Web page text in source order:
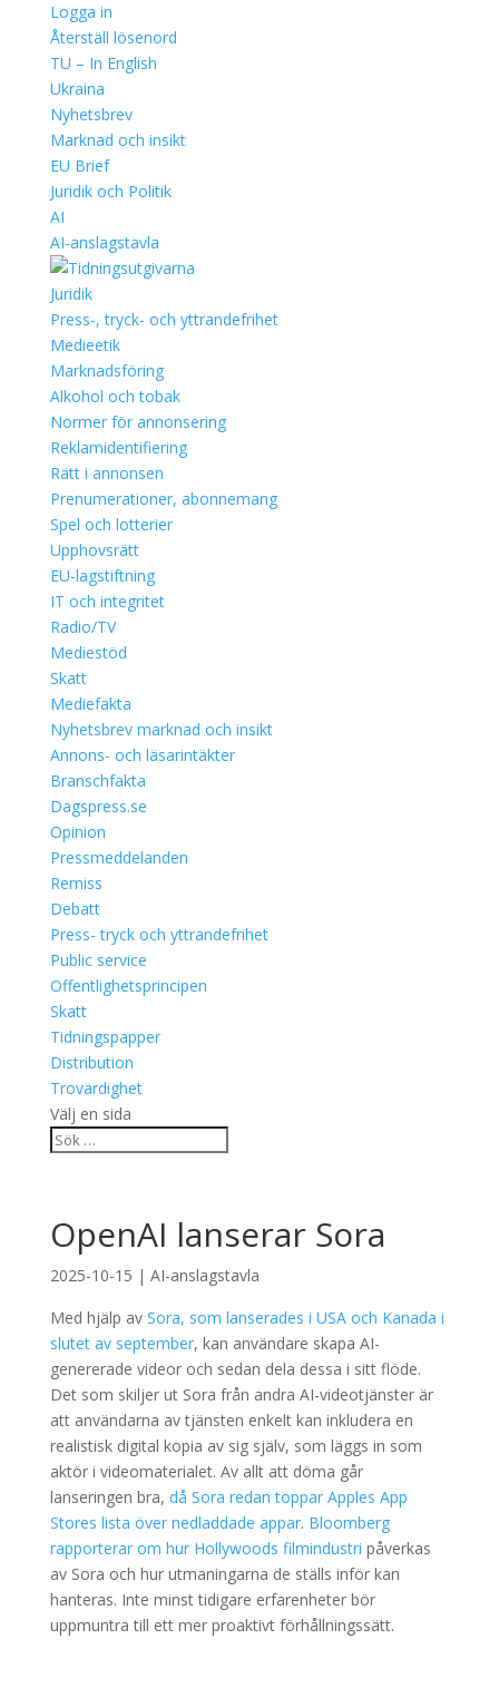
Logga in
Återställ lösenord
TU – In English
Ukraina
Nyhetsbrev
Marknad och insikt
EU Brief
Juridik och Politik
AI
AI-anslagstavla
Juridik
Press-, tryck- och yttrandefrihet
Medieetik
Marknadsföring
Alkohol och tobak
Normer för annonsering
Reklamidentifiering
Rätt i annonsen
Prenumerationer, abonnemang
Spel och lotterier
Upphovsrätt
EU-lagstiftning
IT och integritet
Radio/TV
Mediestöd
Skatt
Mediefakta
Nyhetsbrev marknad och insikt
Annons- och läsarintäkter
Branschfakta
Dagspress.se
Opinion
Pressmeddelanden
Remiss
Debatt
Press- tryck och yttrandefrihet
Public service
Offentlighetsprincipen
Skatt
Tidningspapper
Distribution
Trovärdighet
Välj en sida
OpenAI lanserar Sora
2025-10-15 | AI-anslagstavla
Med hjälp av Sora, som lanserades i USA och Kanada i
slutet av september, kan användare skapa AI-
genererade videor och sedan dela dessa i sitt flöde.
Det som skiljer ut Sora från andra AI-videotjänster är
att användarna av tjänsten enkelt kan inkludera en
realistisk digital kopia av sig själv, som läggs in som
aktör i videomaterialet. Av allt att döma går
lanseringen bra, då Sora redan toppar Apples App
Stores lista över nedladdade appar. Bloomberg
rapporterar om hur Hollywoods filmindustri påverkas
av Sora och hur utmaningarna de ställs inför kan
hanteras. Inte minst tidigare erfarenheter bör
uppmuntra till ett mer proaktivt förhållningssätt.